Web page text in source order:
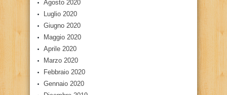
Agosto 2020
Luglio 2020
Giugno 2020
Maggio 2020
Aprile 2020
Marzo 2020
Febbraio 2020
Gennaio 2020